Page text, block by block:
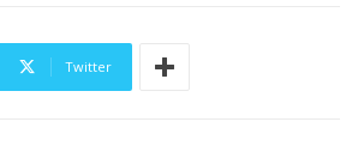
Twitter